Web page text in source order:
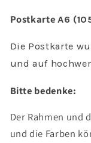
Island
-
Grußkarte
-
PostkarteA6
Die Postkarte
und auf
Bitte bedenke:
Der Rahmen und
und die Farben